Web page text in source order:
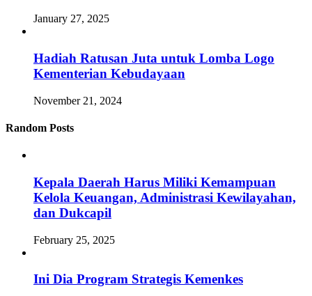
January 27, 2025
Hadiah Ratusan Juta untuk Lomba Logo
Kementerian Kebudayaan
November 21, 2024
Random Posts
Kepala Daerah Harus Miliki Kemampuan
Kelola Keuangan, Administrasi Kewilayahan,
dan Dukcapil
February 25, 2025
Ini Dia Program Strategis Kemenkes